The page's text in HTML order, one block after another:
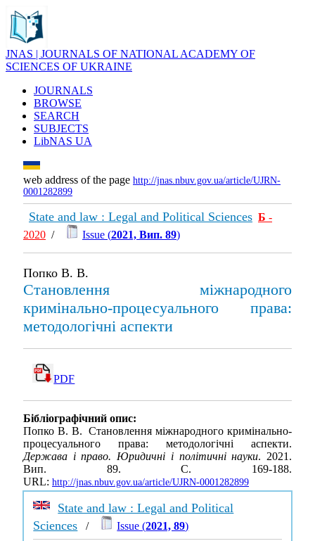
JNAS | JOURNALS OF NATIONAL ACADEMY OF
SCIENCES OF UKRAINE
JOURNALS
BROWSE
SEARCH
SUBJECTS
LibNAS UA
web address of the page http://jnas.nbuv.gov.ua/article/UJRN-
0001282899
State and law : Legal and Political Sciences Б -
2020 / Issue (2021, Вип. 89)
Попко В. В.
Становлення міжнародного
кримінально-процесуального права:
методологічні аспекти
PDF
Бібліографічний опис:
Попко В. В. Становлення міжнародного кримінально-
процесуального права: методологічні аспекти.
Держава і право. Юридичні і політичні науки. 2021.
Вип. 89. С. 169-188.
URL: http://jnas.nbuv.gov.ua/article/UJRN-0001282899
State and law : Legal and Political
Sciences / Issue (2021, 89)